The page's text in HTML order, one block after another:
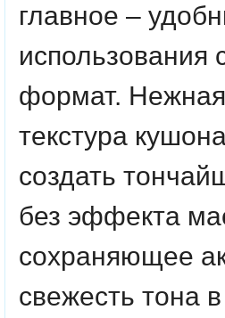
главное –
использования
формат.
текстура
создать
без эффекта
сохраняющее
свежесть тона